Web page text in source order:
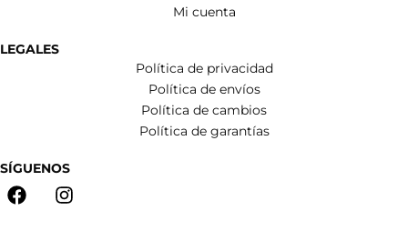
Mi cuenta
LEGALES
Política de privacidad
Política de envíos
Política de cambios
Política de garantías
SÍGUENOS